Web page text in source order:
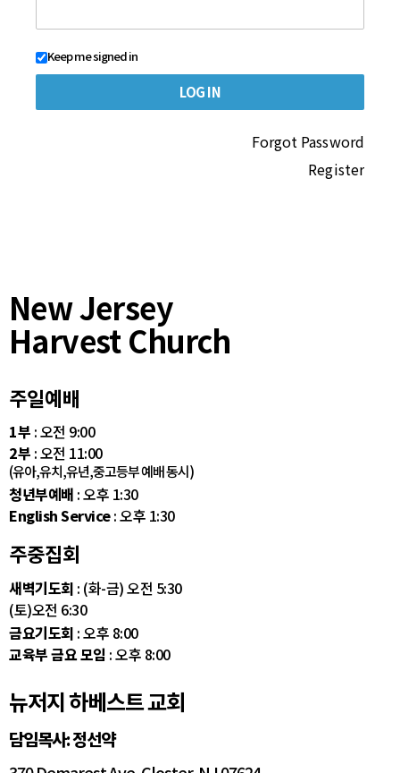
Keep me signed in
Forgot Password
Register
New Jersey
Harvest Church
주일예배
1부 : 오전 9:00
2부 : 오전 11:00
(유아,유치,유년,중고등부 예배 동시)
청년부예배 : 오후 1:30
English Service: 오후 1:30
주중집회
새벽기도회 : (화-금) 오전 5:30
(토)오전 6:30
금요기도회 : 오후 8:00
교육부 금요 모임 : 오후 8:00
뉴저지 하베스트 교회
담임목사: 정선약